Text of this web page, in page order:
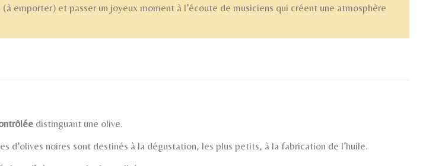
emporter) et passer un joyeux moment à l’écoute de musiciens qui créent une atmosphère
distinguant une olive.
d’olives noires sont destinés à la dégustation, les plus petits, à la fabrication de l’huile.